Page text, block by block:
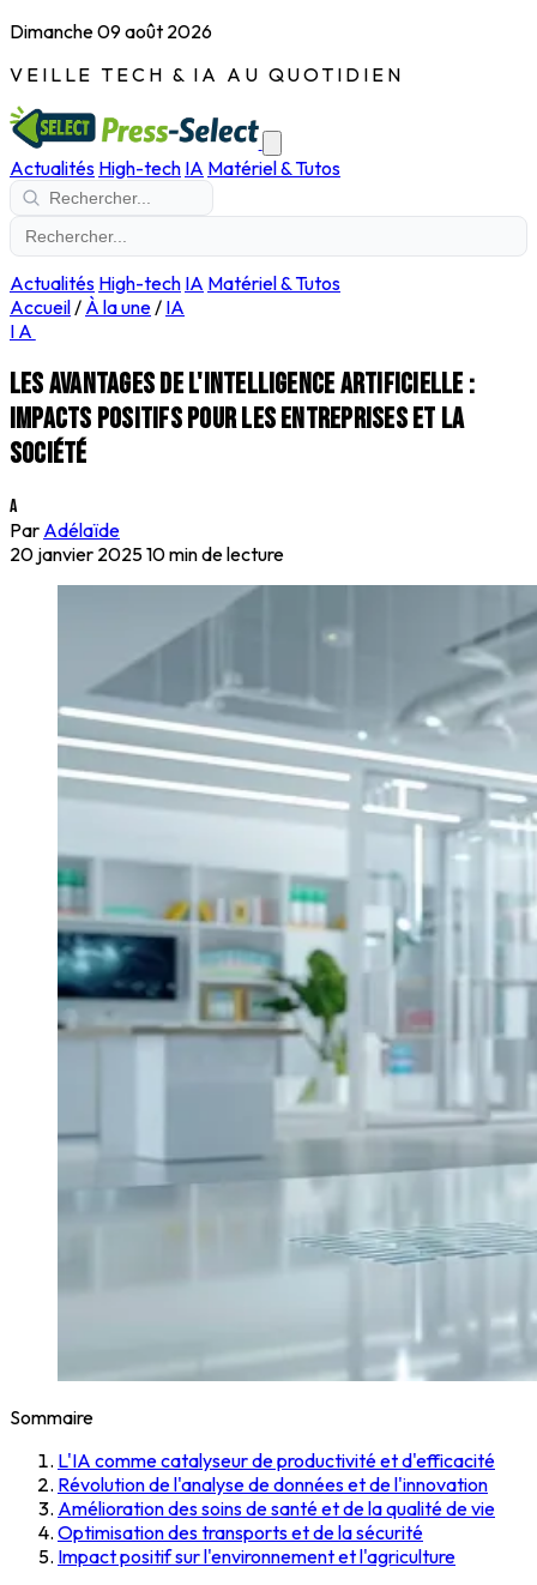
Dimanche 09 août 2026
VEILLE TECH & IA AU QUOTIDIEN
Actualités High-tech IA Matériel & Tutos
Actualités High-tech IA Matériel & Tutos
Accueil/ À la une/ IA
IA
Les avantages de l'intelligence artificielle :
impacts positifs pour les entreprises et la
société
A
Par Adélaïde
20 janvier 202510 min de lecture
Sommaire
L'IA comme catalyseur de productivité et d'efficacité
Révolution de l'analyse de données et de l'innovation
Amélioration des soins de santé et de la qualité de vie
Optimisation des transports et de la sécurité
Impact positif sur l'environnement et l'agriculture